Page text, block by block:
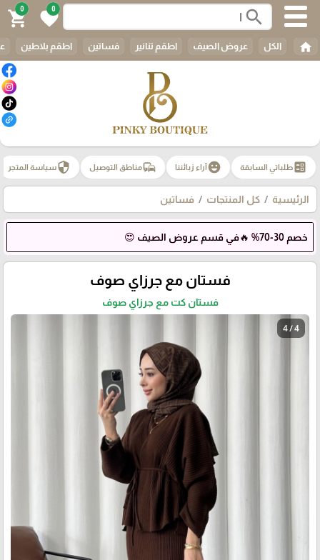
search
0
favorite
0
shopping_cart
home الكل عروض الصيف اطقم تنانير فساتين اطقم بلاطين
ballotطلباتي السابقة emoji_emotionsآراء زبائننا commuteمناطق التوصيل securityسياسة المتجر
الرئيسية كل المنتجات فساتين
خصم 30-70% 🔥في قسم عروض الصيف 😍
فستان مع جرزاي صوف
فستان كت مع جرزاي صوف
4 / 4